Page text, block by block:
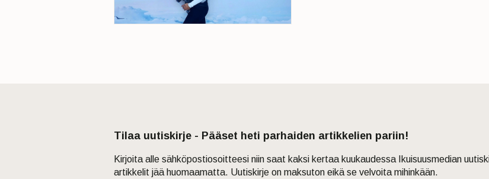
Tilaa uutiskirje - Pääset heti parhaiden artikkelien pariin!
Kirjoita alle sähköpostiosoitteesi niin saat kaksi kertaa kuukaudessa Ikuisuusmedian
artikkelit jää huomaamatta. Uutiskirje on maksuton eikä se velvoita mihinkään.